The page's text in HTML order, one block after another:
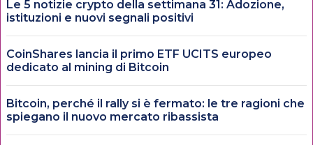
Le 5 notizie crypto della settimana 31: Adozione,
istituzioni e nuovi segnali positivi
CoinShares lancia il primo ETF UCITS europeo
dedicato al mining di Bitcoin
Bitcoin, perché il rally si è fermato: le tre ragioni che
spiegano il nuovo mercato ribassista